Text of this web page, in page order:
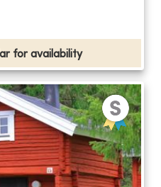
for availability